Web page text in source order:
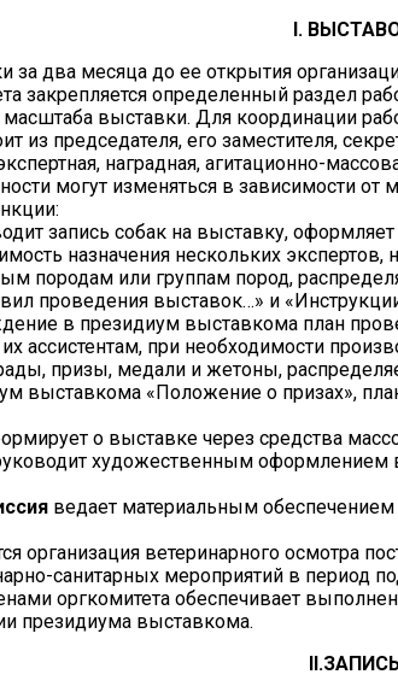
I.
за два месяца до ее открытия
закрепляется определенный раздел
масштаба выставки. Для
из председателя, его заместителя,
наградная, агитационно-
могут изменяться в зависимости
запись собак на выставку,
назначения нескольких экспертов,
породам или группам пород,
проведения выставок…» и
в президиум выставкома план
ассистентам, при необходимости
призы, медали и жетоны,
выставкома «Положение о призах»,
о выставке через средства
художественным
ведает материальным обеспечением
организация ветеринарного осмотра
санитарных мероприятий в период
оргкомитета обеспечивает
президиума выставкома.